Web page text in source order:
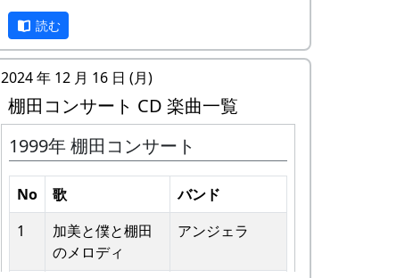
が、実際に棚田コンサートが歌われること
はありませんでした。
棚田のうた ～ふるさと加美の里へ
～
読む
2024 年 12 月 16 日 (月)
棚田コンサート CD 楽曲一覧
1999年 棚田コンサート
No 歌
バンド
1
加美と僕と棚⽥
のメロディ
アンジェラ